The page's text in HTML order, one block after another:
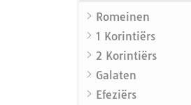
Romeinen
1 Korintiërs
2 Korintiërs
Galaten
Efeziërs